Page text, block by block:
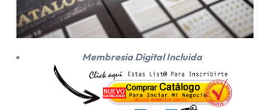
Membresia Digital Incluida